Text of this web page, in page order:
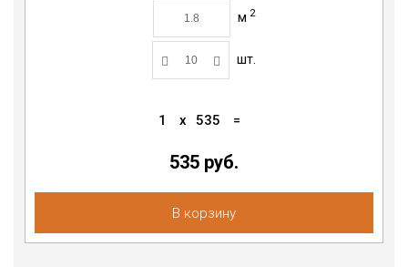
м 2
шт.
1 x 535 =
535 руб.
В корзину